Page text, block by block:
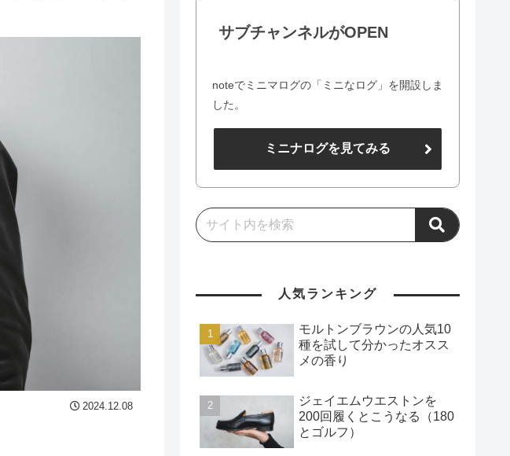
2024.12.08
サブチャンネルがOPEN
noteでミニマログの「ミニなログ」を開設しま
した。
ミニナログを見てみる
人気ランキング
モルトンブラウンの人気10
種を試して分かったオスス
メの香り
ジェイエムウエストンを
200回履くとこうなる（180
とゴルフ）